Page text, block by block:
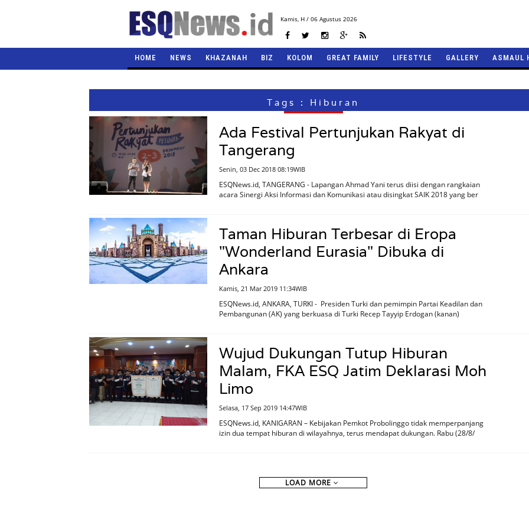
Kamis,H / 06 Agustus 2026
HOME NEWS KHAZANAH BIZ KOLOM GREAT FAMILY LIFESTYLE GALLERY ASMAUL
Tags : Hiburan
Ada Festival Pertunjukan Rakyat di
Tangerang
Senin, 03 Dec 2018 08:19WIB
ESQNews.id, TANGERANG - Lapangan Ahmad Yani terus diisi dengan rangkaian
acara Sinergi Aksi Informasi dan Komunikasi atau disingkat SAIK 2018 yang ber
Taman Hiburan Terbesar di Eropa
"Wonderland Eurasia" Dibuka di
Ankara
Kamis, 21 Mar 2019 11:34WIB
ESQNews.id, ANKARA, TURKI - Presiden Turki dan pemimpin Partai Keadilan dan
Pembangunan (AK) yang berkuasa di Turki Recep Tayyip Erdogan (kanan)
Wujud Dukungan Tutup Hiburan
Malam, FKA ESQ Jatim Deklarasi Moh
Limo
Selasa, 17 Sep 2019 14:47WIB
ESQNews.id, KANIGARAN – Kebijakan Pemkot Probolinggo tidak memperpanjang
izin dua tempat hiburan di wilayahnya, terus mendapat dukungan. Rabu (28/8/
LOAD MORE